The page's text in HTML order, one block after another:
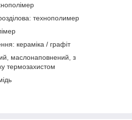
технополимер
кераміка / графіт
маслонаповнений, з
термозахистом